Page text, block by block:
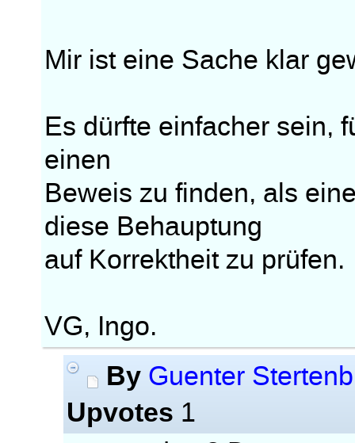
Mir ist eine Sache klar
Es dürfte einfacher sein,
einen
Beweis zu finden, als
diese Behauptung
auf Korrektheit zu prüfen.
VG, Ingo.
By Guenter
Upvotes 1